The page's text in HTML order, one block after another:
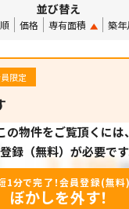
並び替え
価格 専有面積 築年
限定
の物件をご覧頂くには、
録（無料）が必要です
1分で完了！会員登録(無料)
ぼかしを外す！